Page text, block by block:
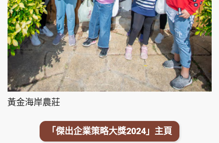
黃金海岸農莊
「傑出企業策略大獎2024」主頁